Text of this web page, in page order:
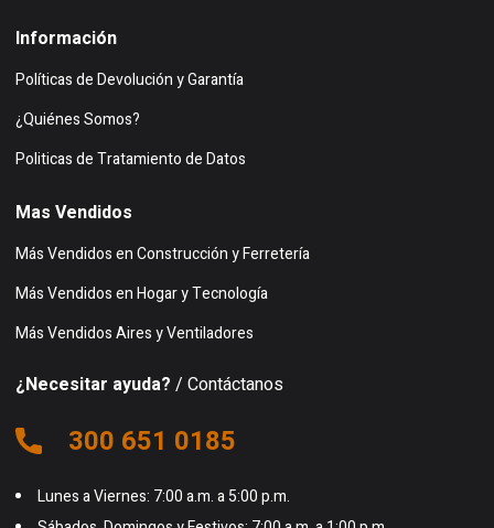
Información
Políticas de Devolución y Garantía
¿Quiénes Somos?
Politicas de Tratamiento de Datos
Mas Vendidos
Más Vendidos en Construcción y Ferretería
Más Vendidos en Hogar y Tecnología
Más Vendidos Aires y Ventiladores
¿Necesitar ayuda? / Contáctanos
300 651 0185
Lunes a Viernes: 7:00 a.m. a 5:00 p.m.